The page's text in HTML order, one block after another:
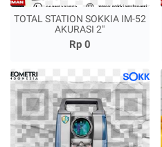
TOTAL STATION SOKKIA IM-52
AKURASI 2"
Rp 0